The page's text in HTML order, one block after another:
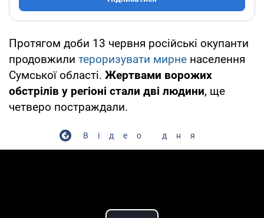
Протягом доби 13 червня російські окупанти
продовжили тероризувати мирне населення
Сумської області. Жертвами ворожих
обстрілів у регіоні стали дві людини, ще
четверо постраждали.
Відео дня